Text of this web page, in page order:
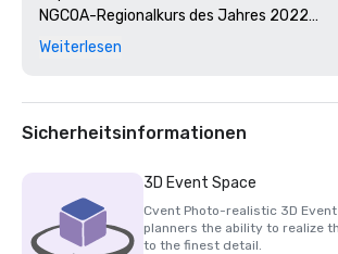
NGCOA-Regionalkurs des Jahres 2022
Gewinner des Travelers' Choice Award
Travelers' Choice Award 2020 -
Bestes Day Spa 2020 - Napa Valley Life
TripAdvisor-Zertifikat für Exzellenz 2018
Leserpreis 2018 und 2019 - Condé Nast
Platinum Choice Award 2016 und 2017 —
Best of Resorts 2017 — Treffen heute
Weiterlesen
Sicherheitsinformationen
3D Event Space
Cvent Photo-realistic 3D
planners the ability to realize
to the finest detail.